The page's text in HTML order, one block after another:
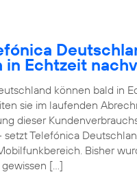
Echtzeit
können bald in
sie im laufenden
dieser
setzt Telefónica
Bisher
[…]